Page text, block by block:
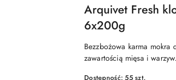
Arquivet Fresh
6x200g
Bezzbożowa karma
zawartością mięsa i warzyw.
Dostępność:55szt.